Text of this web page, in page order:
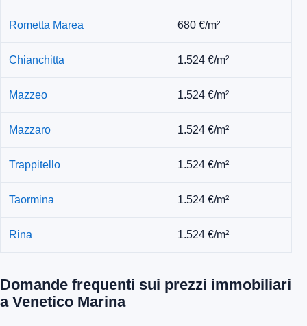
Rometta Marea 680 €/m²
Chianchitta 1.524 €/m²
Mazzeo 1.524 €/m²
Mazzaro 1.524 €/m²
Trappitello 1.524 €/m²
Taormina 1.524 €/m²
Rina 1.524 €/m²
Domande frequenti sui prezzi immobiliari
a Venetico Marina